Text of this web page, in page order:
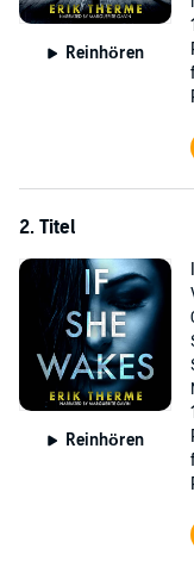
©2021 Erik Therme
Reinhören
2. Titel
Reinhören